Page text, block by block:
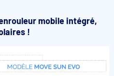
mobile intégré,
!